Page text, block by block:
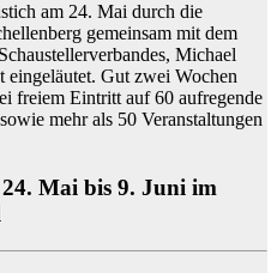
am 24. Mai durch die
gemeinsam mit dem
Michael
Gut zwei Wochen
freiem Eintritt auf 60 aufregende
mehr als 50 Veranstaltungen
Mai bis 9. Juni im